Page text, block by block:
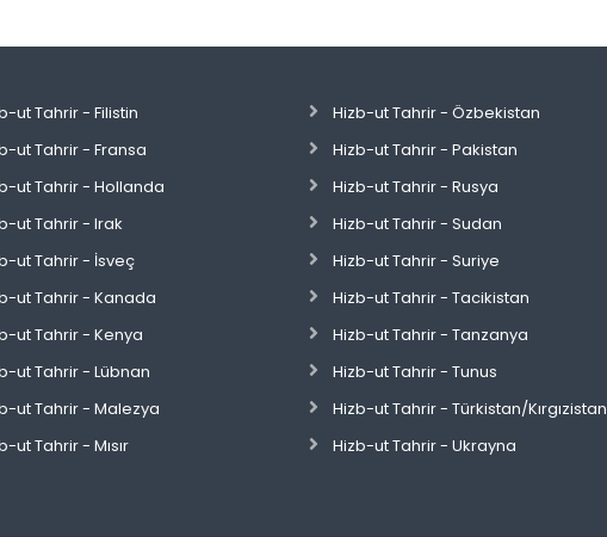
ut Tahrir - Filistin
ut Tahrir - Fransa
ut Tahrir - Hollanda
ut Tahrir - Irak
ut Tahrir - İsveç
ut Tahrir - Kanada
ut Tahrir - Kenya
ut Tahrir - Lübnan
ut Tahrir - Malezya
ut Tahrir - Mısır
Hizb-ut Tahrir - Özbekistan
Hizb-ut Tahrir - Pakistan
Hizb-ut Tahrir - Rusya
Hizb-ut Tahrir - Sudan
Hizb-ut Tahrir - Suriye
Hizb-ut Tahrir - Tacikistan
Hizb-ut Tahrir - Tanzanya
Hizb-ut Tahrir - Tunus
Hizb-ut Tahrir - Türkistan/Kırgızistan
Hizb-ut Tahrir - Ukrayna